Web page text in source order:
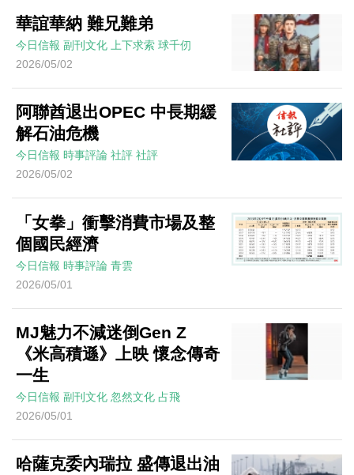
華誼華納 難兄難弟
今日信報 副刊文化 上下求索 球千仞
2026/05/02
阿聯酋退出OPEC 中長期緩
解石油危機
今日信報 時事評論 社評 社評
2026/05/02
「女拳」衝擊消費市場及整
個國民經濟
今日信報 時事評論 青雲
2026/05/01
MJ魅力不減迷倒Gen Z
《米高積遜》上映 懷念傳奇
一生
今日信報 副刊文化 忽然文化 占飛
2026/05/01
哈薩克委內瑞拉 盛傳退出油